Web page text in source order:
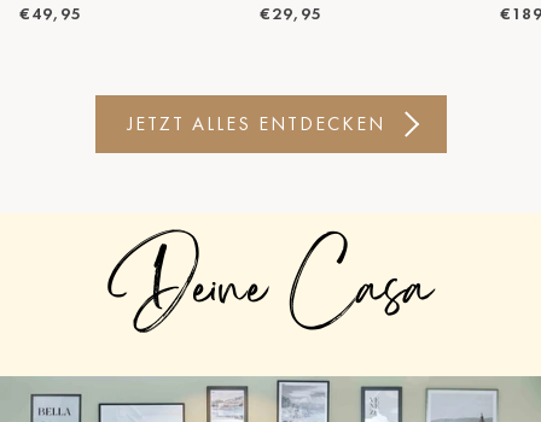
€49,95 €29,95
JETZT ALLES ENTDECKEN
Deine Casa